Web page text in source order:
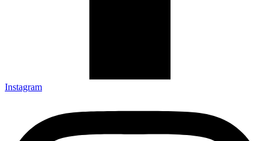
Instagram